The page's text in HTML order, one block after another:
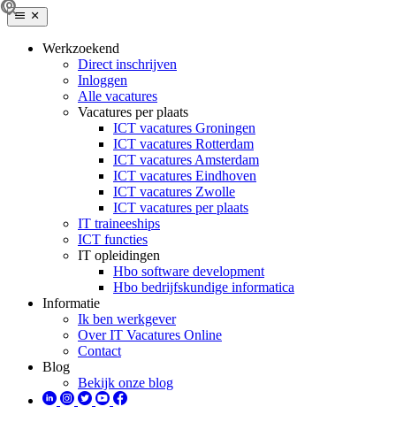
Werkzoekend
Direct inschrijven
Inloggen
Alle vacatures
Vacatures per plaats
ICT vacatures Groningen
ICT vacatures Rotterdam
ICT vacatures Amsterdam
ICT vacatures Eindhoven
ICT vacatures Zwolle
ICT vacatures per plaats
IT traineeships
ICT functies
IT opleidingen
Hbo software development
Hbo bedrijfskundige informatica
Informatie
Ik ben werkgever
Over IT Vacatures Online
Contact
Blog
Bekijk onze blog